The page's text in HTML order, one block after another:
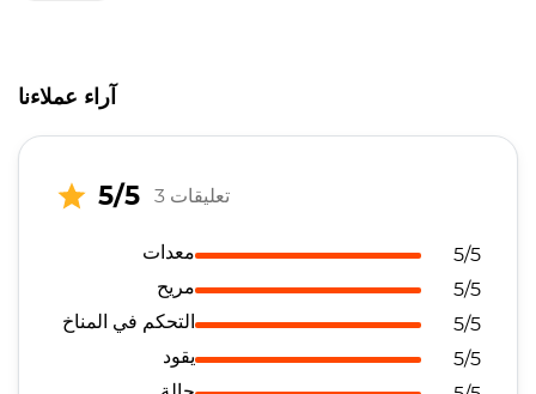
آراء عملاءنا
5/5 3 تعليقات
معدات
5/5
مريح
5/5
التحكم في المناخ
5/5
يقود
5/5